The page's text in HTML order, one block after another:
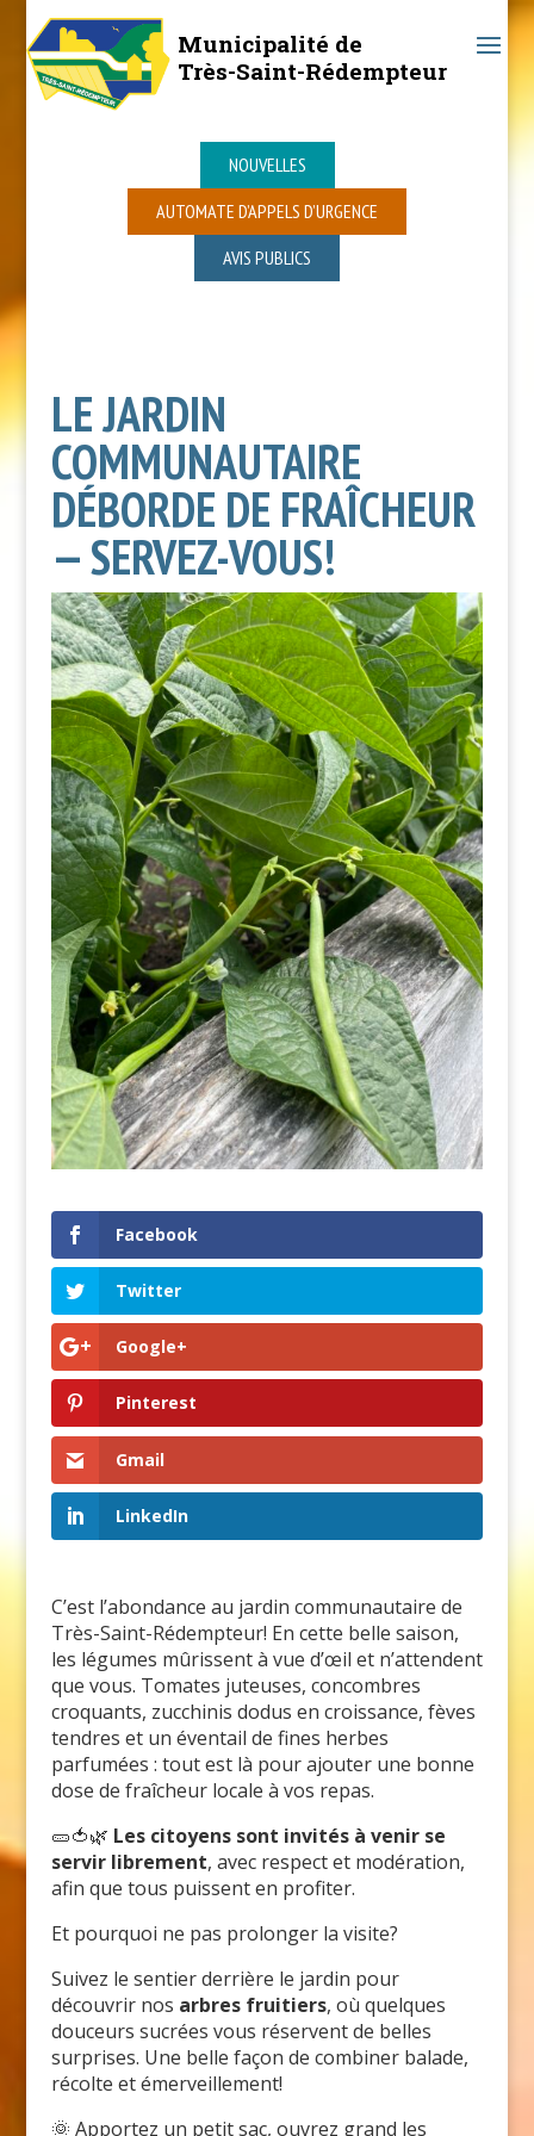
Municipalité de
Très-Saint-Rédempteur
NOUVELLES
AUTOMATE D’APPELS D’URGENCE
AVIS PUBLICS
LE JARDIN
COMMUNAUTAIRE
DÉBORDE DE FRAÎCHEUR
— SERVEZ-VOUS!
Facebook
Twitter
Google+
Pinterest
Gmail
LinkedIn
C’est l’abondance au jardin communautaire de
Très-Saint-Rédempteur! En cette belle saison,
les légumes mûrissent à vue d’œil et n’attendent
que vous. Tomates juteuses, concombres
croquants, zucchinis dodus en croissance, fèves
tendres et un éventail de fines herbes
parfumées : tout est là pour ajouter une bonne
dose de fraîcheur locale à vos repas.
🥒🍅🌿 Les citoyens sont invités à venir se
servir librement, avec respect et modération,
afin que tous puissent en profiter.
Et pourquoi ne pas prolonger la visite?
Suivez le sentier derrière le jardin pour
découvrir nos arbres fruitiers, où quelques
douceurs sucrées vous réservent de belles
surprises. Une belle façon de combiner balade,
récolte et émerveillement!
🌞 Apportez un petit sac, ouvrez grand les